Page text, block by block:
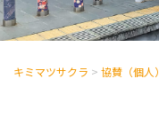
キミマツサクラ > 協賛（個人）